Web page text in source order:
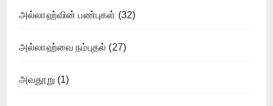
அல்லாஹ்வின் பண்புகள் (32)
அல்லாஹ்வை நம்புதல் (27)
அவதூறு (1)